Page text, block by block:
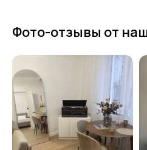
Фото-отзывы от